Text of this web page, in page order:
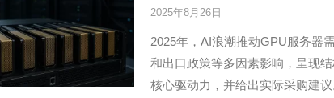
2025年8月26日
2025年，AI浪潮推动GPU服务器
和出口政策等多因素影响，呈现
核心驱动力，并给出实际采购建议